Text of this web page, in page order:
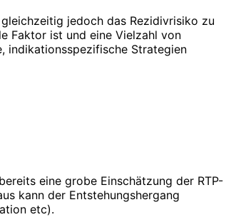
jedoch das Rezidivrisiko zu
Faktor ist und eine Vielzahl von
indikationsspezifische Strategien
eine grobe Einschätzung der RTP-
kann der Entstehungshergang
etc).